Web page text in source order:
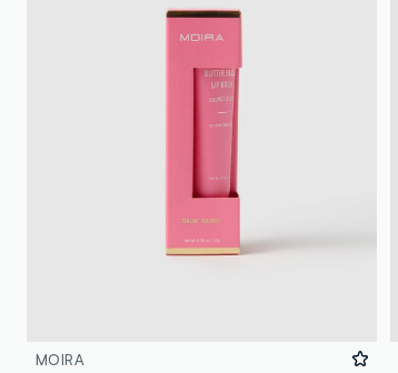
MOIRA